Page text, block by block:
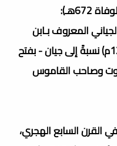
المعروف بـابن
مالك (600 - 672هـ = 1203- 1274م) نسبةً إلى جيان - بفتح
وصاحب القاموس
السابع الهجري،